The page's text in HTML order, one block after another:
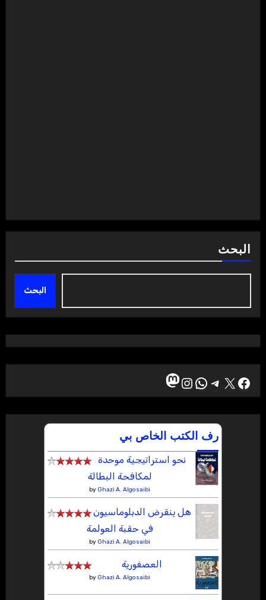
البحث
البحث
فيسبوك
إكستيليجرام
واتساب
إنستجرام
ماستودون
رف الكتب الخاص بي
نحو استراتيجية موحدة
لمكافحة البطالة
by Ghazi A. Algosaibi
هل ينقرض الدبلوماسيون
في حقبة العولمة
by Ghazi A. Algosaibi
العصفورية
by Ghazi A. Algosaibi